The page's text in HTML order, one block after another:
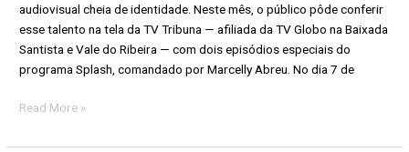
audiovisual cheia de identidade. Neste mês, o público pôde conferir
esse talento na tela da TV Tribuna — afiliada da TV Globo na Baixada
Santista e Vale do Ribeira — com dois episódios especiais do
programa Splash, comandado por Marcelly Abreu. No dia 7 de
Read More »